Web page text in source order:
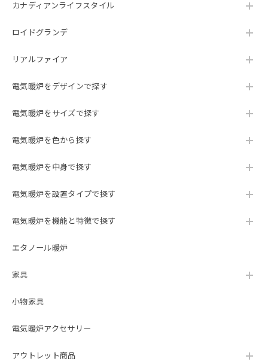
カナディアンライフスタイル
ロイドグランデ
リアルファイア
電気暖炉をデザインで探す
電気暖炉をサイズで探す
電気暖炉を色から探す
電気暖炉を中身で探す
電気暖炉を設置タイプで探す
電気暖炉を機能と特徴で探す
エタノール暖炉
家具
小物家具
電気暖炉アクセサリー
アウトレット商品